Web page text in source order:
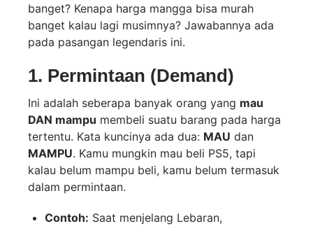
banget? Kenapa harga mangga bisa murah
banget kalau lagi musimnya? Jawabannya ada
pada pasangan legendaris ini.
1. Permintaan (Demand)
Ini adalah seberapa banyak orang yang mau
DAN mampu membeli suatu barang pada harga
tertentu. Kata kuncinya ada dua: MAU dan
MAMPU. Kamu mungkin mau beli PS5, tapi
kalau belum mampu beli, kamu belum termasuk
dalam permintaan.
Contoh: Saat menjelang Lebaran,